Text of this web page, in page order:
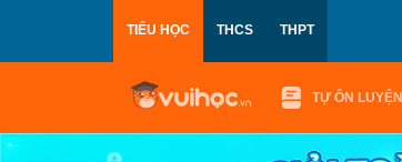
TIỂU HỌC THCS THPT
TỰ ÔN LUYỆN